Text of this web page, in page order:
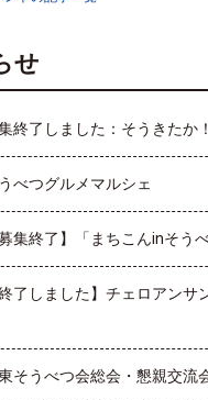
せ
終了しました：そうきたか
べつグルメマルシェ
募集終了】「まちこんinそう
終了しました】チェロアン
そうべつ会総会・懇親交流